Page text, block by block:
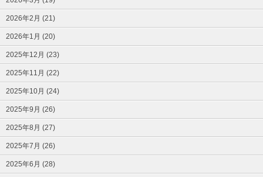
2026年2月 (21)
2026年1月 (20)
2025年12月 (23)
2025年11月 (22)
2025年10月 (24)
2025年9月 (26)
2025年8月 (27)
2025年7月 (26)
2025年6月 (28)